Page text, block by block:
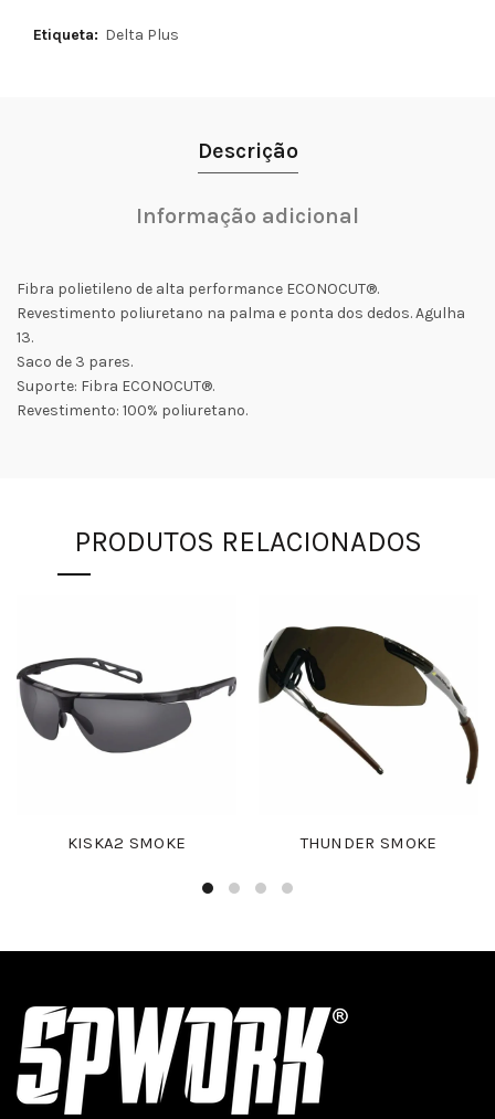
Etiqueta: Delta Plus
Descrição
Informação adicional
Fibra polietileno de alta performance ECONOCUT®.
Revestimento poliuretano na palma e ponta dos dedos. Agulha
13.
Saco de 3 pares.
Suporte: Fibra ECONOCUT®.
Revestimento: 100% poliuretano.
PRODUTOS RELACIONADOS
KISKA2 SMOKE THUNDER SMOKE